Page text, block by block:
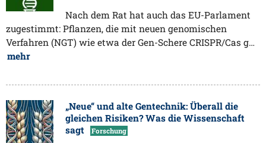
Nach dem Rat hat auch das EU-Parlament
zugestimmt: Pflanzen, die mit neuen genomischen
Verfahren (NGT) wie etwa der Gen-Schere CRISPR/Cas g…
mehr
„Neue“ und alte Gentechnik: Überall die
gleichen Risiken? Was die Wissenschaft
sagt
Forschung